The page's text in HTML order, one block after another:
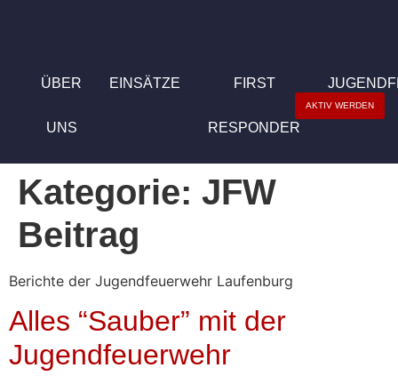
ÜBER
UNS
EINSÄTZE FIRST
RESPONDER
AKTIV WERDEN
Kategorie: JFW
Beitrag
Berichte der Jugendfeuerwehr Laufenburg
Alles “Sauber” mit der
Jugendfeuerwehr